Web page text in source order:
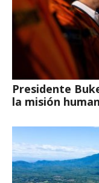
Presidente
la misión